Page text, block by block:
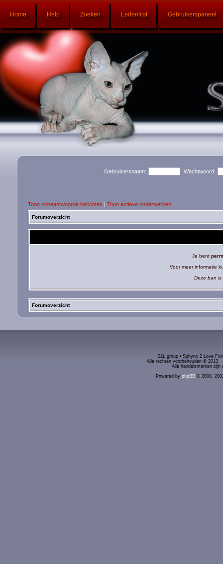
Home Help Zoeken Ledenlijst Gebruikerspaneel
Gebruikersnaam: Wachtwoord:
Toon onbeantwoorde berichten | Toon actieve onderwerpen
Forumoverzicht
Je bent
Voor meer informatie
Deze ban is
Forumoverzicht
S2L group • Sphynx 2 Love
Alle rechten voorbehouden ©
Alle handelsmerken zijn
Powered by phpBB© 2000,